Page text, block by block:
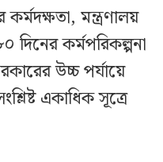
কর্মদক্ষতা, মন্ত্রণালয়
দিনের কর্মপরিকল্পনা
উচ্চ পর্যায়ে
একাধিক সূত্রে